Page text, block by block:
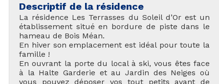
Descriptif de la résidence
La résidence Les Terrasses du Soleil d’Or est un
établissement situé en bordure de piste dans le
hameau de Bois Méan.
En hiver son emplacement est idéal pour toute la
famille !
En ouvrant la porte du local à ski, vous êtes face
à la Halte Garderie et au Jardin des Neiges où
vous pouvez déposer vos tout petits avant de